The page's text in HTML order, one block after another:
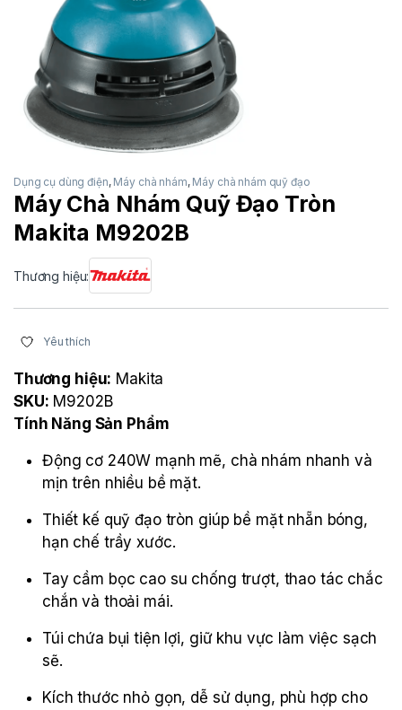
Dụng cụ dùng điện, Máy chà nhám, Máy chà nhám quỹ đạo
Máy Chà Nhám Quỹ Đạo Tròn
Makita M9202B
Thương hiệu:
Yêu thích
Thương hiệu: Makita
SKU: M9202B
Tính Năng Sản Phẩm
Động cơ 240W mạnh mẽ, chà nhám nhanh và
mịn trên nhiều bề mặt.
Thiết kế quỹ đạo tròn giúp bề mặt nhẵn bóng,
hạn chế trầy xước.
Tay cầm bọc cao su chống trượt, thao tác chắc
chắn và thoải mái.
Túi chứa bụi tiện lợi, giữ khu vực làm việc sạch
sẽ.
Kích thước nhỏ gọn, dễ sử dụng, phù hợp cho